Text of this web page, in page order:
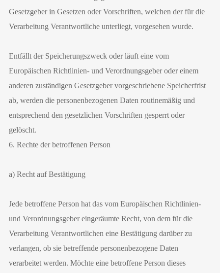
Gesetzgeber in Gesetzen oder Vorschriften, welchen der für die
Verarbeitung Verantwortliche unterliegt, vorgesehen wurde.
Entfällt der Speicherungszweck oder läuft eine vom
Europäischen Richtlinien- und Verordnungsgeber oder einem
anderen zuständigen Gesetzgeber vorgeschriebene Speicherfrist
ab, werden die personenbezogenen Daten routinemäßig und
entsprechend den gesetzlichen Vorschriften gesperrt oder
gelöscht.
6. Rechte der betroffenen Person
a) Recht auf Bestätigung
Jede betroffene Person hat das vom Europäischen Richtlinien-
und Verordnungsgeber eingeräumte Recht, von dem für die
Verarbeitung Verantwortlichen eine Bestätigung darüber zu
verlangen, ob sie betreffende personenbezogene Daten
verarbeitet werden. Möchte eine betroffene Person dieses